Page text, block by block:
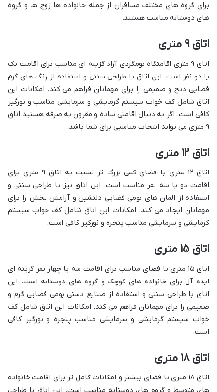
برای گروه های مختلف مسافران از جمله خانواده ها زوج ها و گروه
های دوستانه مناسب هستند.
اتاق ۹ متری
اتاق ۹ متری اقامتگاه بومگردی آراد گزینه ای مناسب برای اقامت یک
یا دو نفر است. این اتاق با طراحی سنتی و استفاده از رنگ های گرم
فضایی دنج و صمیمی را برای مهمانان فراهم می کند. امکانات این
اتاق شامل کف خواب سیستم گرمایشی و سرمایشی مناسب و نورگیر
کافی است. اگر به دنبال اقامتی ساده و مقرون به صرفه هستید اتاق
۹ متری می تواند انتخاب مناسبی برای شما باشد.
اتاق ۱۲ متری
اتاق ۱۲ متری با فضای کمی بزرگ تر نسبت به اتاق ۹ متری برای
اقامت دو یا سه نفر مناسب است. این اتاق نیز با طراحی سنتی و
استفاده از المان های بومی فضایی دلنشین و آرامش بخش را برای
مهمانان ایجاد می کند. امکانات این اتاق شامل کف خواب سیستم
گرمایشی و سرمایشی مناسب پنجره و نورگیر کافی است.
اتاق ۱۵ متری
اتاق ۱۵ متری با فضای مناسب برای اقامت سه یا چهار نفر گزینه ای
ایده آل برای خانواده های کوچک و گروه های دوستانه است. این
اتاق با طراحی سنتی و استفاده از صنایع دستی بومی فضایی گرم و
صمیمی را برای مهمانان فراهم می کند. امکانات این اتاق شامل کف
خواب سیستم گرمایشی و سرمایشی مناسب پنجره و نورگیر کافی
است.
اتاق ۱۸ متری
اتاق ۱۸ متری با فضای بیشتر و امکانات کامل تر برای اقامت خانواده